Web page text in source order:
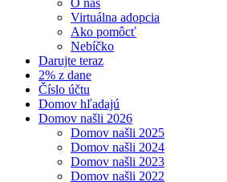
O nás
Virtuálna adopcia
Ako pomôcť
Nebíčko
Darujte teraz
2% z dane
Číslo účtu
Domov hľadajú
Domov našli 2026
Domov našli 2025
Domov našli 2024
Domov našli 2023
Domov našli 2022